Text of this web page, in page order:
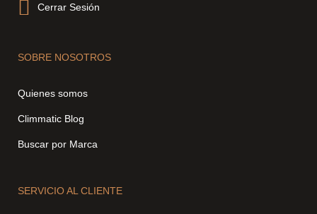
Cerrar Sesión
SOBRE NOSOTROS
Quienes somos
Climmatic Blog
Buscar por Marca
SERVICIO AL CLIENTE